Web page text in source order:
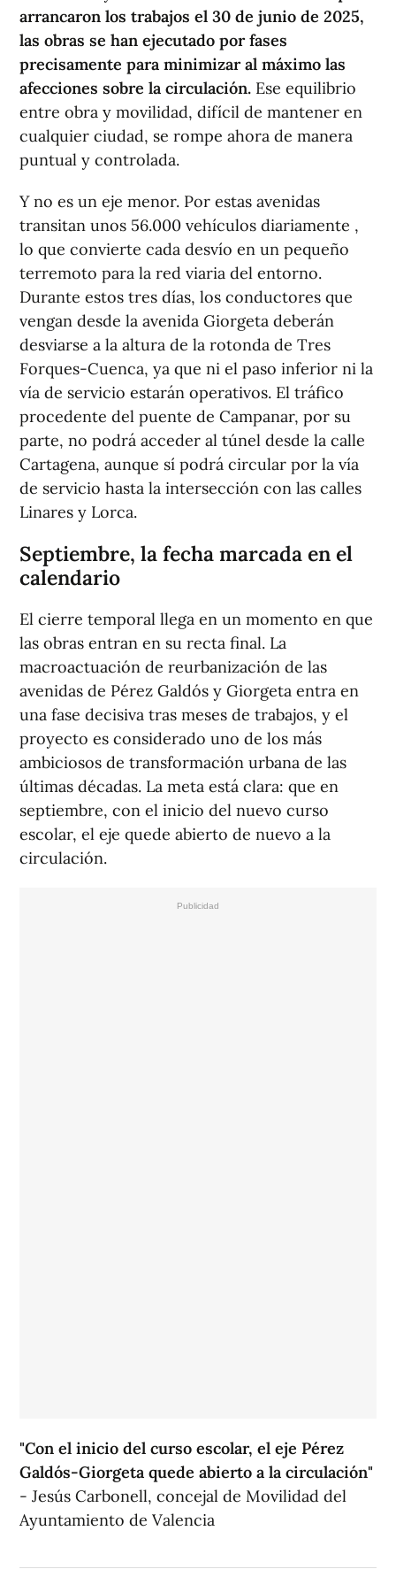
arrancaron los trabajos el 30 de junio de 2025,
las obras se han ejecutado por fases
precisamente para minimizar al máximo las
afecciones sobre la circulación. Ese equilibrio
entre obra y movilidad, difícil de mantener en
cualquier ciudad, se rompe ahora de manera
puntual y controlada.
Y no es un eje menor. Por estas avenidas
transitan unos 56.000 vehículos diariamente ,
lo que convierte cada desvío en un pequeño
terremoto para la red viaria del entorno.
Durante estos tres días, los conductores que
vengan desde la avenida Giorgeta deberán
desviarse a la altura de la rotonda de Tres
Forques-Cuenca, ya que ni el paso inferior ni la
vía de servicio estarán operativos. El tráfico
procedente del puente de Campanar, por su
parte, no podrá acceder al túnel desde la calle
Cartagena, aunque sí podrá circular por la vía
de servicio hasta la intersección con las calles
Linares y Lorca.
Septiembre, la fecha marcada en el
calendario
El cierre temporal llega en un momento en que
las obras entran en su recta final. La
macroactuación de reurbanización de las
avenidas de Pérez Galdós y Giorgeta entra en
una fase decisiva tras meses de trabajos, y el
proyecto es considerado uno de los más
ambiciosos de transformación urbana de las
últimas décadas. La meta está clara: que en
septiembre, con el inicio del nuevo curso
escolar, el eje quede abierto de nuevo a la
circulación.
"Con el inicio del curso escolar, el eje Pérez
Galdós-Giorgeta quede abierto a la circulación"
- Jesús Carbonell, concejal de Movilidad del
Ayuntamiento de Valencia